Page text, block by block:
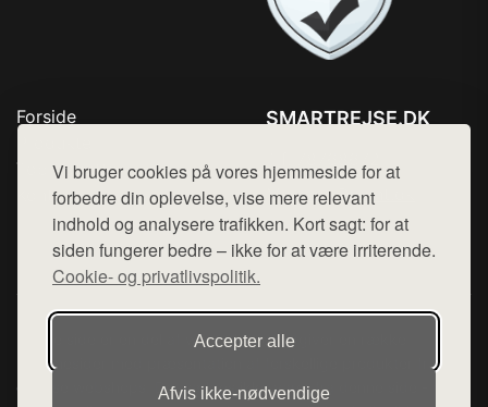
Vi bruger cookies på vores hjemmeside for at
forbedre din oplevelse, vise mere relevant
indhold og analysere trafikken. Kort sagt: for at
siden fungerer bedre – ikke for at være irriterende.
Cookie- og privatlivspolitik.
Accepter alle
Afvis ikke‑nødvendige
Forside
Top Rabatter
Kontakt
SMARTREJSE.DK
Mail: hej@want.dk
Cookie- og privatlivspolitik
Denne side er en del af want.dk, der udgiver en række
hjemmesider med præsentation af forskellige produkter fra
diverse webshops. Der sælges ikke varer fra denne side - vi